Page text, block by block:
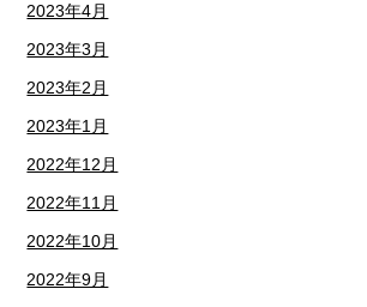
2023年4月
2023年3月
2023年2月
2023年1月
2022年12月
2022年11月
2022年10月
2022年9月